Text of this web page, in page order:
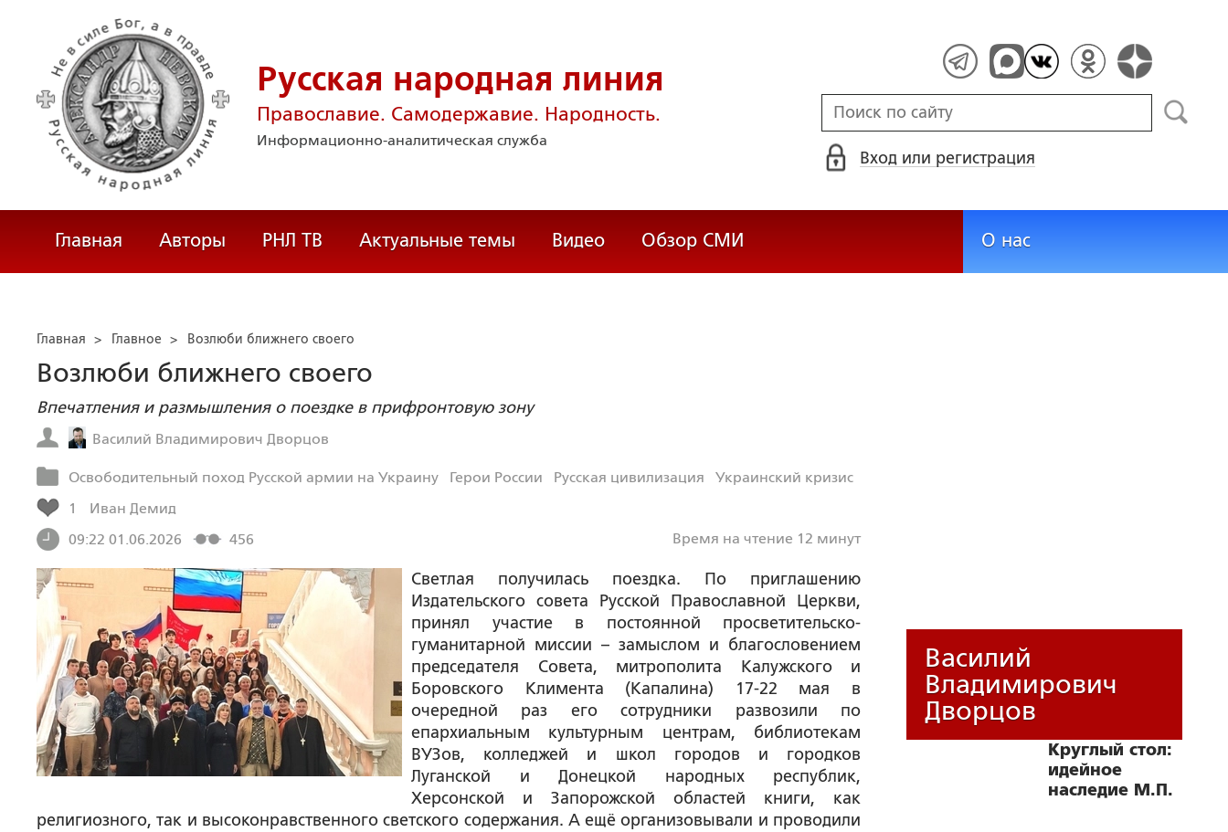
Русская народная линия
Православие. Самодержавие. Народность.
Информационно-аналитическая служба
Вход или регистрация
Главная Авторы РНЛ ТВ Актуальные темы Видео Обзор СМИ О нас
Главная > Главное > Возлюби ближнего своего
Возлюби ближнего своего
Впечатления и размышления о поездке в прифронтовую зону
Василий Владимирович Дворцов
Освободительный поход Русской армии на Украину Герои России Русская цивилизация
Украинский кризис
1
Иван Демид
09:22 01.06.2026
456 Время на чтение 12 минут
Светлая получилась поездка. По приглашению
Издательского совета Русской Православной Церкви,
принял участие в постоянной просветительско-
гуманитарной миссии – замыслом и благословением
председателя Совета, митрополита Калужского и
Боровского Климента (Капалина) 17-22 мая в
очередной раз его сотрудники развозили по
епархиальным культурным центрам, библиотекам
ВУЗов, колледжей и школ городов и городков
Луганской и Донецкой народных республик,
Херсонской и Запорожской областей книги, как
религиозного, так и высоконравственного светского содержания. А ещё организовывали и проводили
Василий
Владимирович
Дворцов
Круглый стол:
идейное
наследие М.П.